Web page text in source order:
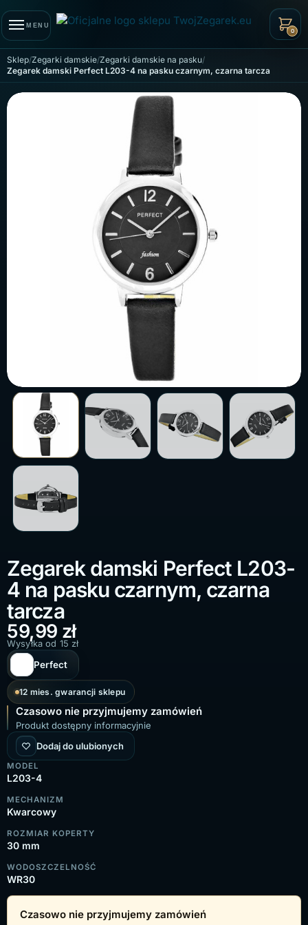
MENU
0
Sklep Zegarki damskie Zegarki damskie na pasku
Zegarek damski Perfect L203-4 na pasku czarnym, czarna tarcza
Zegarek damski Perfect L203-
4 na pasku czarnym, czarna
tarcza
59,99 zł
Wysyłka od 15 zł
Perfect
12 mies. gwarancji sklepu
Czasowo nie przyjmujemy zamówień
Produkt dostępny informacyjnie
Dodaj do ulubionych
MODEL
L203-4
MECHANIZM
Kwarcowy
ROZMIAR KOPERTY
30 mm
WODOSZCZELNOŚĆ
WR30
Czasowo nie przyjmujemy zamówień